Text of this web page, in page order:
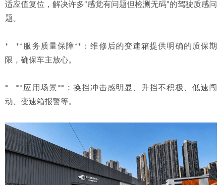
适应值复位，解决许多“感觉有问题但检测无码”的驾驶质感问
题。
*   **服务质量保障**：维修后的变速箱提供明确的质保期
限，确保车主放心。
*   **应用场景**：换挡冲击感明显、升挡不积极、低速闯
动、变速箱报警等。